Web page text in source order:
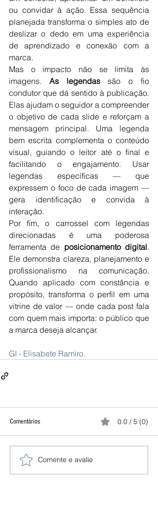
ou convidar à ação. Essa sequência
planejada transforma o simples ato de
deslizar o dedo em uma experiência
de aprendizado e conexão com a
marca.
Mas o impacto não se limita às
imagens. As legendas são o fio
condutor que dá sentido à publicação.
Elas ajudam o seguidor a compreender
o objetivo de cada slide e reforçam a
mensagem principal. Uma legenda
bem escrita complementa o conteúdo
visual, guiando o leitor até o final e
facilitando o engajamento. Usar
legendas específicas — que
expressem o foco de cada imagem —
gera identificação e convida à
interação.
Por fim, o carrossel com legendas
direcionadas é uma poderosa
ferramenta de posicionamento digital.
Ele demonstra clareza, planejamento e
profissionalismo na comunicação.
Quando aplicado com constância e
propósito, transforma o perfil em uma
vitrine de valor — onde cada post fala
com quem mais importa: o público que
a marca deseja alcançar.
GI - Elisabete Ramiro.
Comentários 0.0 / 5 (0)
Comente e avalie